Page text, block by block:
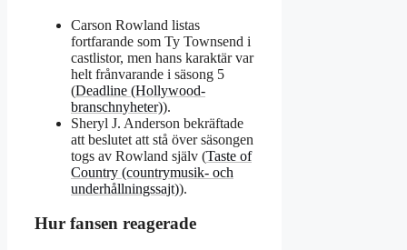
Carson Rowland listas
fortfarande som Ty Townsend i
castlistor, men hans karaktär var
helt frånvarande i säsong 5
(Deadline (Hollywood-
branschnyheter)).
Sheryl J. Anderson bekräftade
att beslutet att stå över säsongen
togs av Rowland själv (Taste of
Country (countrymusik- och
underhållningssajt)).
Hur fansen reagerade